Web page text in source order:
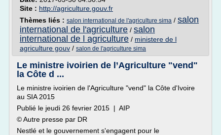
Site : http://agriculture.gouv.fr
Thèmes liés : salon international de l'agriculture sima / salon
international de l'agriculture / salon
international de l agriculture / ministere de l
agriculture gouv / salon de l'agriculture sima
Le ministre ivoirien de l’Agriculture "vend"
la Côte d ...
Le ministre ivoirien de l'Agriculture "vend" la Côte d'Ivoire
au SIA 2015
Publié le jeudi 26 fevrier 2015 | AIP
© Autre presse par DR
Nestlé et le gouvernement s'engagent pour le